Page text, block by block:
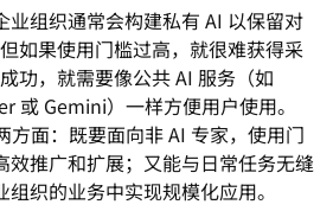
业组织通常会构建私有 AI 以保留对
如果使用门槛过高，就很难获得采
功，就需要像公共 AI 服务（如
或 Gemini）一样方便用户使用。
方面：既要面向非 AI 专家，使用门
效推广和扩展；又能与日常任务无缝
织的业务中实现规模化应用。